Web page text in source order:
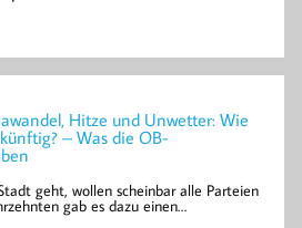
Hitze und Unwetter: Wie
– Was die OB-
geht, wollen scheinbar alle Parteien
gab es dazu einen…